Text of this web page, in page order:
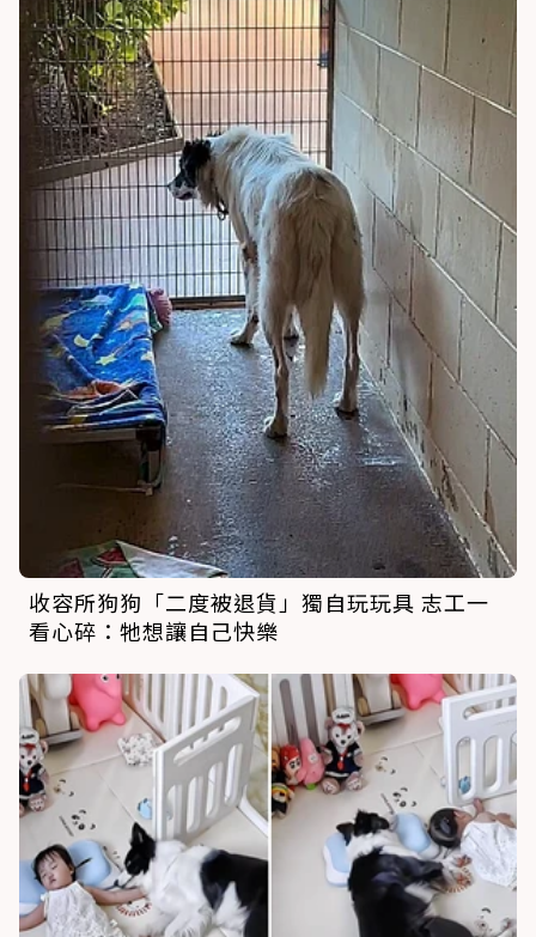
收容所狗狗「二度被退貨」獨自玩玩具 志工一
看心碎：牠想讓自己快樂